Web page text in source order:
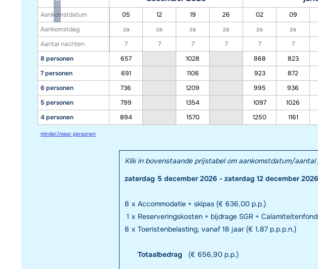
Aankomstdatum
Aankomstdag
Aantal nachten
8 personen
7 personen
6 personen
5 personen
4 personen
05 12 19 26 02 09
za
za za za za za
7
7 7 7 7 7
657
1028 868 823
691
1106 923 872
736
1209 995 936
799
1354 1097 1026
894
1570 1250 1161
minder/meer personen
Klik in bovenstaande prijstabel om aankomstdatum/
zaterdag 5 december 2026 - zaterdag 12 december
8 x Accommodatie + skipas (€ 636,00 p.p.)
1 x Reserveringskosten + bijdrage SGR +
8 x Toeristenbelasting, vanaf 18 jaar (€ 1,87 p.p.p.n.)
Totaalbedrag (€ 656,90 p.p.)